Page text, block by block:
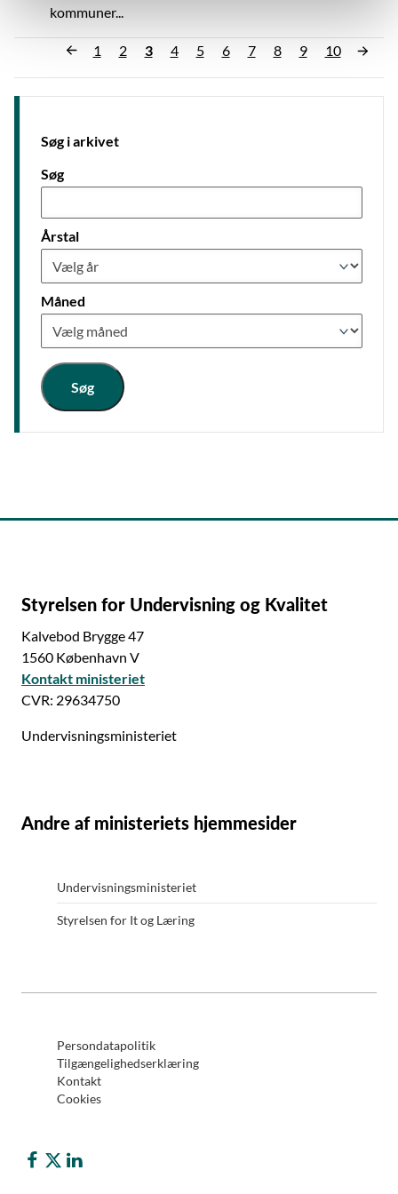
kommuner...
1 2 3 4 5 6 7 8 9 10
Søg i arkivet
Søg
Årstal
Måned
Søg
Styrelsen for Undervisning og Kvalitet
Kalvebod Brygge 47
1560 København V
Kontakt ministeriet
CVR: 29634750
Undervisningsministeriet
Andre af ministeriets hjemmesider
Undervisningsministeriet
Styrelsen for It og Læring
Persondatapolitik
Tilgængelighedserklæring
Kontakt
Cookies
Børne- og Undervisningsministeriet på Facebook
Børne- og Undervisningsministeriet på Twitter (X)
Børne- og Undervisningsministeriet på LinkedIn